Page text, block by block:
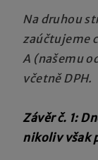
Na druhou
zaúčtujeme
A (našemu
včetně DPH.
Závěr č. 1:
nikoliv však